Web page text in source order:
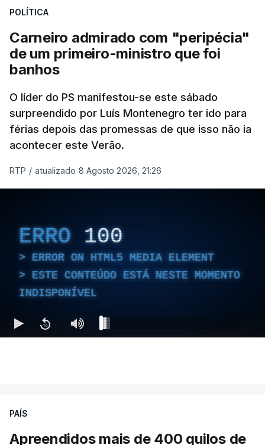
POLÍTICA
Carneiro admirado com "peripécia"
de um primeiro-ministro que foi
banhos
O líder do PS manifestou-se este sábado
surpreendido por Luís Montenegro ter ido para
férias depois das promessas de que isso não ia
acontecer este Verão.
RTP / atualizado 8 Agosto 2026, 21:26
ERRO 100
ERROR ON HTML5 MEDIA ELEMENT
ESTE CONTEÚDO ESTÁ NESTE MOMENTO
INDISPONÍVEL
PAÍS
Apreendidos mais de 400 quilos de